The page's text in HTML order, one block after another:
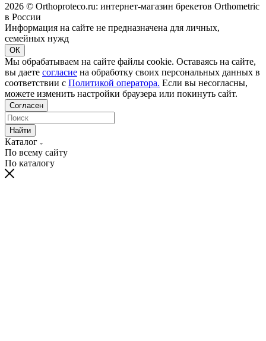
2026 © Orthoproteco.ru: интернет-магазин брекетов Orthometric
в России
Информация на сайте не предназначена для личных,
семейных нужд
ОК
Мы обрабатываем на сайте файлы cookie. Оставаясь на сайте,
вы даете согласие на обработку своих персональных данных в
соответствии с Политикой оператора. Если вы несогласны,
можете изменить настройки браузера или покинуть сайт.
Согласен
Найти
Каталог
По всему сайту
По каталогу